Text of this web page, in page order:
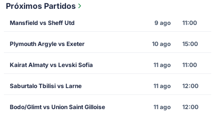
Próximos Partidos
Mansfield vs Sheff Utd 9 ago 11:00
Plymouth Argyle vs Exeter 10 ago 15:00
Kairat Almaty vs Levski Sofia 11 ago 11:00
Saburtalo Tbilisi vs Larne 11 ago 12:00
Bodo/Glimt vs Union Saint Gilloise 11 ago 12:00